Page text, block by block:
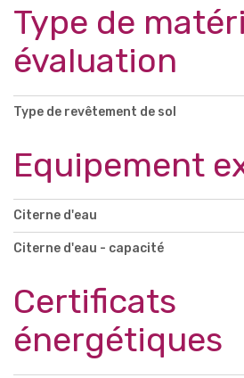
Type de
évaluation
Type de revêtement de sol
Equipement
Citerne d'eau
Citerne d'eau - capacité
Certificats
énergétiques